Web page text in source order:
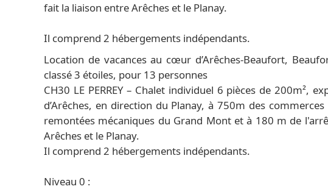
fait la liaison entre Arêches et le Planay.
Il comprend 2 hébergements indépendants.
Location de vacances au cœur d’Arêches-Beaufort,
classé 3 étoiles, pour 13 personnes
CH30 LE PERREY – Chalet individuel 6 pièces de 200m²,
d’Arêches, en direction du Planay, à 750m des
remontées mécaniques du Grand Mont et à 180 m de
Arêches et le Planay.
Il comprend 2 hébergements indépendants.
Niveau 0 :